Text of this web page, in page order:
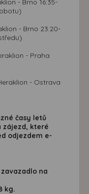
- Brno 16:35-
- Brno 23:20-
- Praha
- Ostrava
časy letů
zájezd, které
odjezdem e-
na
kg.